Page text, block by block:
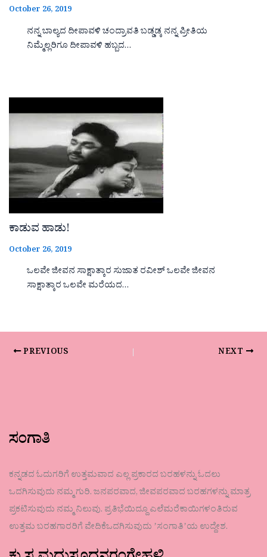
October 26, 2019
ನನ್ನ ಬಾಲ್ಯದ ದೀಪಾವಳಿ ಚಂದ್ರಾವತಿ ಬಡ್ಡಡ್ಕ ನನ್ನ ಪ್ರೀತಿಯ
ನಿಮ್ಮೆಲ್ಲರಿಗೂ ದೀಪಾವಳಿ ಹಬ್ಬದ…
ಕಾಡುವ ಹಾಡು!
October 26, 2019
ಒಲವೇ ಜೀವನ ಸಾಕ್ಷಾತ್ಕಾರ ಸುಜಾತ ರವೀಶ್ ಒಲವೇ ಜೀವನ
ಸಾಕ್ಷಾತ್ಕಾರ ಒಲವೇ ಮರೆಯದ…
PREVIOUS NEXT
ಸಂಗಾತಿ
ಕನ್ನಡದ ಓದುಗರಿಗೆ ಉತ್ತಮವಾದ ಎಲ್ಲ ಪ್ರಕಾರದ ಬರಹಳನ್ನು ಓದಲು
ಒದಗಿಸುವುದು ನಮ್ಮ ಗುರಿ. ಜನಪರವಾದ, ಜೀವಪರವಾದ ಬರಹಗಳನ್ನು ಮಾತ್ರ
ಪ್ರಕಟಿಸುವುದು ನಮ್ಮ ನಿಲುವು. ಪ್ರತಿಭೆಯಿದ್ದೂ ಎಲೆಮರೆಕಾಯಿಗಳಂತಿರುವ
ಉತ್ತಮ ಬರಹಗಾರರಿಗೆ ವೇದಿಕೆಒದಗಿಸುವುದು ʼಸಂಗಾತಿʼಯ ಉದ್ದೇಶ.